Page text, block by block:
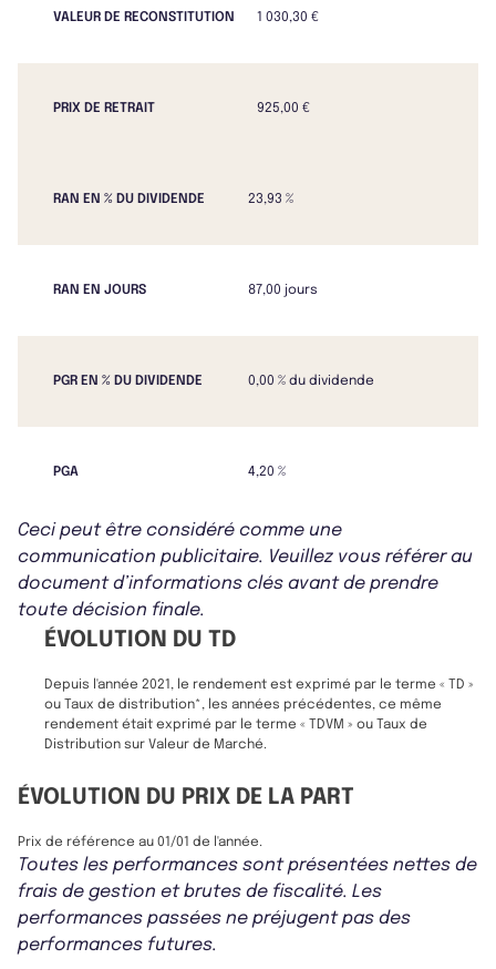
VALEUR DE RECONSTITUTION 1 030,30 €
PRIX DE RETRAIT 925,00 €
RAN EN % DU DIVIDENDE 23,93 %
RAN EN JOURS 87,00 jours
PGR EN % DU DIVIDENDE 0,00 % du dividende
PGA 4,20 %
Ceci peut être considéré comme une
communication publicitaire. Veuillez vous référer au
document d’informations clés avant de prendre
toute décision finale.
ÉVOLUTION DU TD
Depuis l'année 2021, le rendement est exprimé par le terme « TD »
ou Taux de distribution*, les années précédentes, ce même
rendement était exprimé par le terme « TDVM » ou Taux de
Distribution sur Valeur de Marché.
ÉVOLUTION DU PRIX DE LA PART
Prix de référence au 01/01 de l'année.
Toutes les performances sont présentées nettes de
frais de gestion et brutes de fiscalité. Les
performances passées ne préjugent pas des
performances futures.